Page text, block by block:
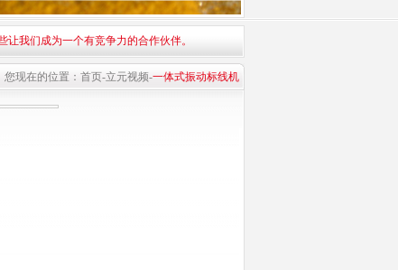
我们成为一个有竞争力的合作伙伴。
您现在的位置： 首页-立元视频-一体式振动标线机